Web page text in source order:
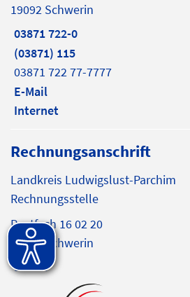
19092 Schwerin
03871 722-0
(03871) 115
03871 722 77-7777
E-Mail
Internet
Rechnungsanschrift
Landkreis Ludwigslust-Parchim
Rechnungsstelle
Postfach 16 02 20
19092 Schwerin
E-Mail